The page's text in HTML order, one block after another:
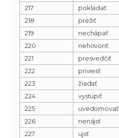
217
pokladať
218
prežiť
219
nechápať
220
nehovoriť
221
presvedčiť
222
priviesť
223
žiadať
224
vystúpiť
225
uvedomovať
226
nenájsť
227
ujsť